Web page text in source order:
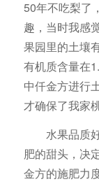
50年不吃梨了
趣，当时我感
果园里的土壤
有机质含量在
中仟金方进行
才确保了我家
水果品质
肥的甜头，决
金方的施肥力